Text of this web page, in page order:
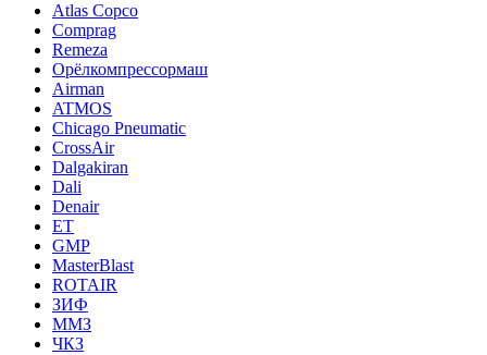
Atlas Copco
Comprag
Remeza
Орёлкомпрессормаш
Airman
ATMOS
Chicago Pneumatic
CrossAir
Dalgakiran
Dali
Denair
ET
GMP
MasterBlast
ROTAIR
ЗИФ
ММЗ
ЧКЗ